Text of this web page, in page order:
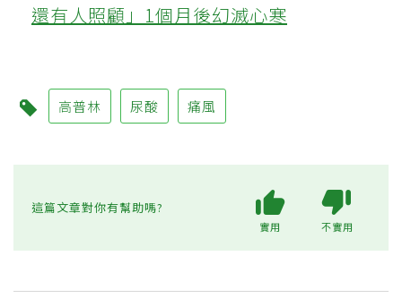
還有人照顧」1個月後幻滅心寒
高普林 尿酸 痛風
這篇文章對你有幫助嗎?
實用 不實用